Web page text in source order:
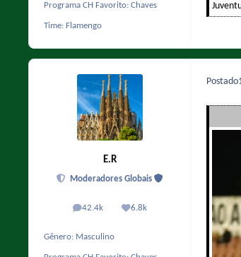
Programa CH Favorito: Chaves
Time: Flamengo
E.R
Moderadores Globais
42.4k
posts 6.8k
Reputação
Gênero: Masculino
Postado